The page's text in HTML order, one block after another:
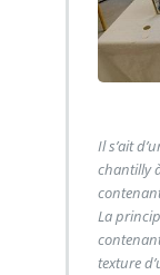
Il s’ait
chantilly
La
texture